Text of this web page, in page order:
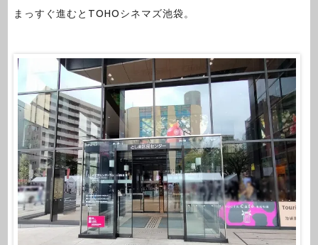
まっすぐ進むとTOHOシネマズ池袋。